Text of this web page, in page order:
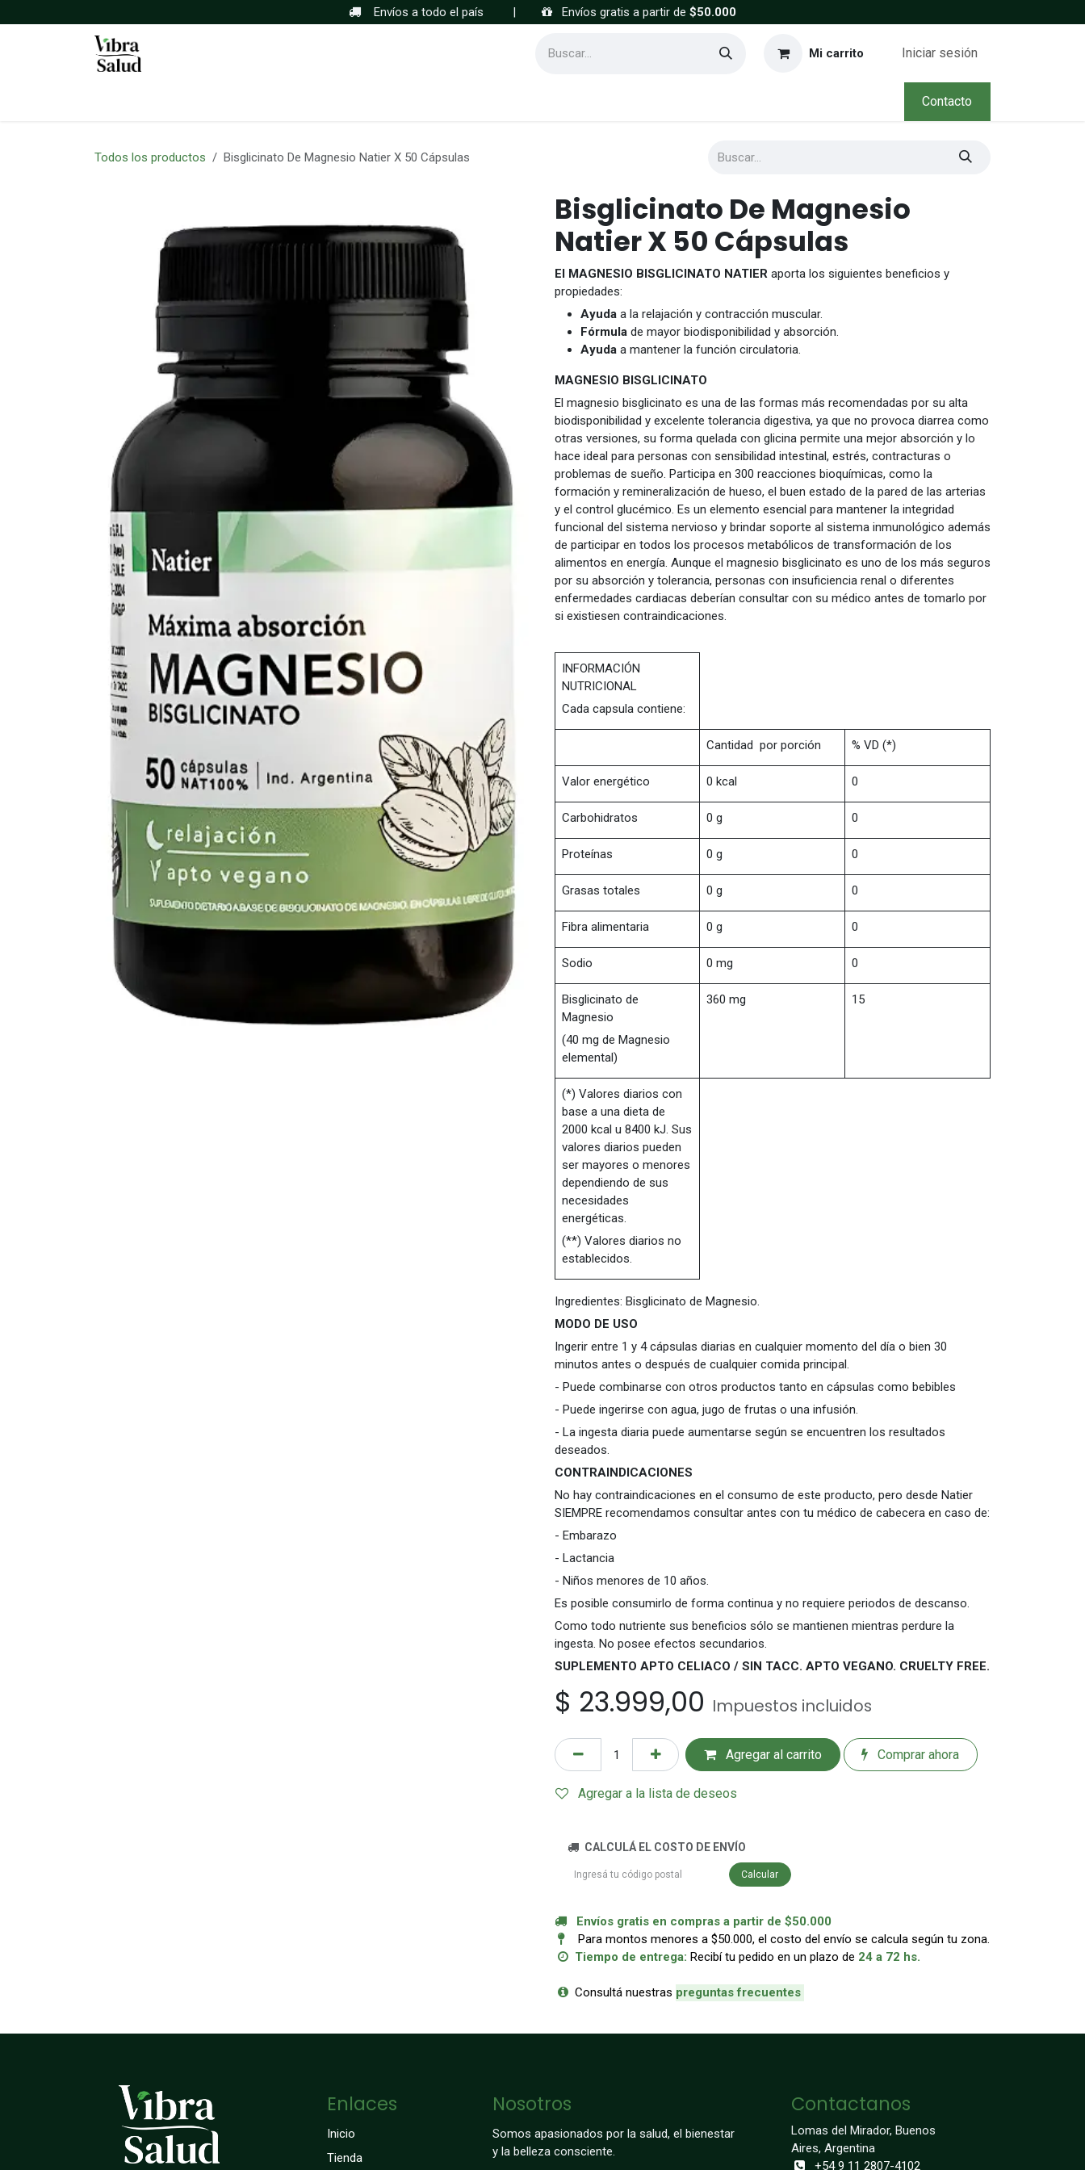
Envíos a todo el país | Envíos gratis a partir de $50.000
Mi carrito Iniciar sesión
Contacto
Todos los productos Bisglicinato De Magnesio Natier X 50 Cápsulas
Bisglicinato De Magnesio
Natier X 50 Cápsulas
El MAGNESIO BISGLICINATO NATIER aporta los siguientes beneficios y
propiedades:
Ayuda a la relajación y contracción muscular.
Fórmula de mayor biodisponibilidad y absorción.
Ayuda a mantener la función circulatoria.
MAGNESIO BISGLICINATO
El magnesio bisglicinato es una de las formas más recomendadas por su alta
biodisponibilidad y excelente tolerancia digestiva, ya que no provoca diarrea como
otras versiones, su forma quelada con glicina permite una mejor absorción y lo
hace ideal para personas con sensibilidad intestinal, estrés, contracturas o
problemas de sueño. Participa en 300 reacciones bioquímicas, como la
formación y remineralización de hueso, el buen estado de la pared de las arterias
y el control glucémico. Es un elemento esencial para mantener la integridad
funcional del sistema nervioso y brindar soporte al sistema inmunológico además
de participar en todos los procesos metabólicos de transformación de los
alimentos en energía. Aunque el magnesio bisglicinato es uno de los más seguros
por su absorción y tolerancia, personas con insuficiencia renal o diferentes
enfermedades cardiacas deberían consultar con su médico antes de tomarlo por
si existiesen contraindicaciones.
INFORMACIÓN
NUTRICIONAL
Cada capsula contiene:
Cantidad por porción % VD (*)
Valor energético 0 kcal 0
Carbohidratos 0 g 0
Proteínas 0 g 0
Grasas totales 0 g 0
Fibra alimentaria 0 g 0
Sodio 0 mg 0
Bisglicinato de
Magnesio
(40 mg de Magnesio
elemental)
360 mg 15
(*) Valores diarios con
base a una dieta de
2000 kcal u 8400 kJ. Sus
valores diarios pueden
ser mayores o menores
dependiendo de sus
necesidades
energéticas.
(**) Valores diarios no
establecidos.
Ingredientes: Bisglicinato de Magnesio.
MODO DE USO
Ingerir entre 1 y 4 cápsulas diarias en cualquier momento del día o bien 30
minutos antes o después de cualquier comida principal.
- Puede combinarse con otros productos tanto en cápsulas como bebibles
- Puede ingerirse con agua, jugo de frutas o una infusión.
- La ingesta diaria puede aumentarse según se encuentren los resultados
deseados.
CONTRAINDICACIONES
No hay contraindicaciones en el consumo de este producto, pero desde Natier
SIEMPRE recomendamos consultar antes con tu médico de cabecera en caso de:
- Embarazo
- Lactancia
- Niños menores de 10 años.
Es posible consumirlo de forma continua y no requiere periodos de descanso.
Como todo nutriente sus beneficios sólo se mantienen mientras perdure la
ingesta. No posee efectos secundarios.
SUPLEMENTO APTO CELIACO / SIN TACC. APTO VEGANO. CRUELTY FREE.
$ 23.999,00 Impuestos incluidos
Agregar al carrito Comprar ahora
Agregar a la lista de deseos
CALCULÁ EL COSTO DE ENVÍO
Calcular
Envíos gratis en compras a partir de $50.000
Para montos menores a $50.000, el costo del envío se calcula según tu zona.
Tiempo de entrega: Recibí tu pedido en un plazo de 24 a 72 hs.
Consultá nuestras preguntas frecuentes
Enlaces
Inicio
Tienda
Nosotros
Somos apasionados por la salud, el bienestar
y la belleza consciente.
Contactanos
Lomas del Mirador, Buenos
Aires, Argentina
+54 9 11 2807-4102